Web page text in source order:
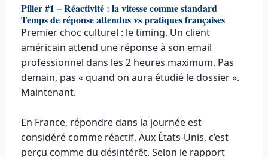
Pilier #1 – Réactivité : la vitesse comme standard
Temps de réponse attendus vs pratiques françaises
Premier choc culturel : le timing. Un client
américain attend une réponse à son email
professionnel dans les 2 heures maximum. Pas
demain, pas « quand on aura étudié le dossier ».
Maintenant.
En France, répondre dans la journée est
considéré comme réactif. Aux États-Unis, c’est
perçu comme du désintérêt. Selon le rapport